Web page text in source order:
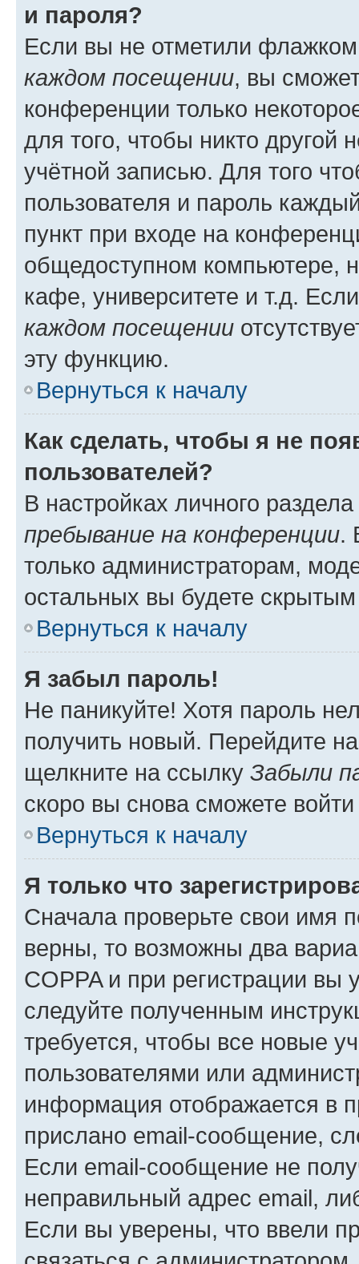
и пароля?
Если вы не отметили
каждом посещении, вы
конференции только
для того, чтобы никто другой
учётной записью. Для того
пользователя и пароль
пункт при входе на
общедоступном компьютере,
кафе, университете и т.д.
каждом посещении
эту функцию.
Вернуться к началу
Как сделать, чтобы я не
пользователей?
В настройках личного
пребывание на конференции.
только администраторам,
остальных вы будете
Вернуться к началу
Я забыл пароль!
Не паникуйте! Хотя пароль
получить новый. Перейдите
щелкните на ссылку Забыли
скоро вы снова сможете
Вернуться к началу
Я только что
Сначала проверьте свои имя
верны, то возможны два
COPPA и при регистрации вы
следуйте полученным
требуется, чтобы все новые
пользователями или
информация отображается в
прислано email-сообщение,
Если email-сообщение не
неправильный адрес email,
Если вы уверены, что ввели